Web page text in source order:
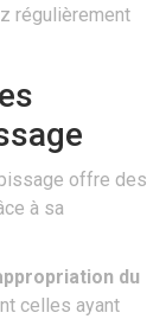
régulièrement
offre des
à sa
du
celles ayant